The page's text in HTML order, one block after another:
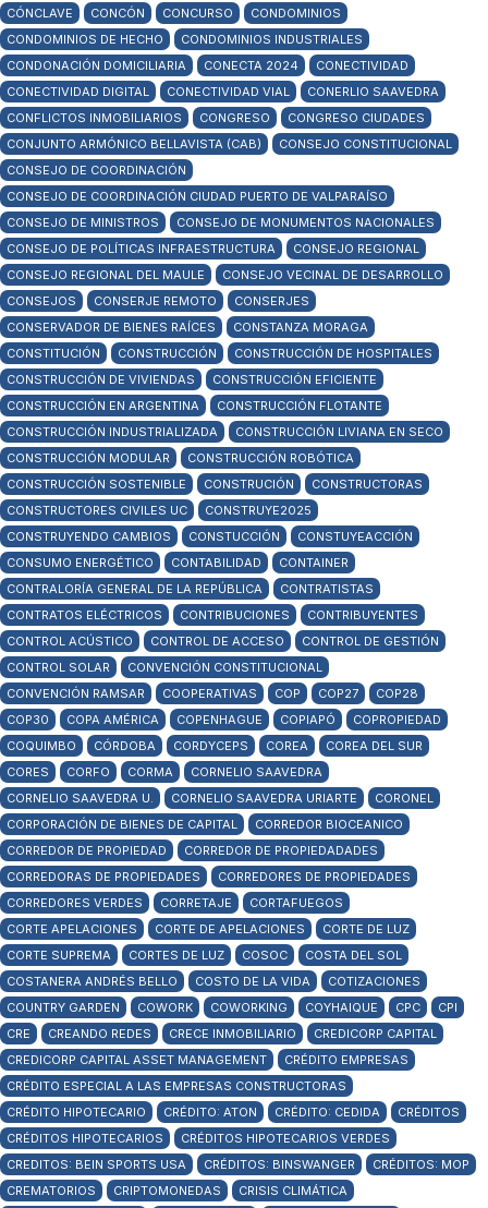
CÓNCLAVE
CONCÓN CONCURSO
CONDOMINIOS
CONDOMINIOS DE HECHO
CONDOMINIOS INDUSTRIALES
CONDONACIÓN DOMICILIARIA
CONECTA 2024
CONECTIVIDAD
CONECTIVIDAD DIGITAL
CONECTIVIDAD VIAL
CONERLIO SAAVEDRA
CONFLICTOS INMOBILIARIOS
CONGRESO
CONGRESO CIUDADES
CONJUNTO ARMÓNICO BELLAVISTA (CAB)
CONSEJO CONSTITUCIONAL
CONSEJO DE COORDINACIÓN
CONSEJO DE COORDINACIÓN CIUDAD PUERTO DE VALPARAÍSO
CONSEJO DE MINISTROS
CONSEJO DE MONUMENTOS NACIONALES
CONSEJO DE POLÍTICAS INFRAESTRUCTURA
CONSEJO REGIONAL
CONSEJO REGIONAL DEL MAULE
CONSEJO VECINAL DE DESARROLLO
CONSEJOS
CONSERJE REMOTO
CONSERJES
CONSERVADOR DE BIENES RAÍCES
CONSTANZA MORAGA
CONSTITUCIÓN
CONSTRUCCIÓN
CONSTRUCCIÓN DE HOSPITALES
CONSTRUCCIÓN DE VIVIENDAS
CONSTRUCCIÓN EFICIENTE
CONSTRUCCIÓN EN ARGENTINA
CONSTRUCCIÓN FLOTANTE
CONSTRUCCIÓN INDUSTRIALIZADA
CONSTRUCCIÓN LIVIANA EN SECO
CONSTRUCCIÓN MODULAR
CONSTRUCCIÓN ROBÓTICA
CONSTRUCCIÓN SOSTENIBLE
CONSTRUCIÓN
CONSTRUCTORAS
CONSTRUCTORES CIVILES UC
CONSTRUYE2025
CONSTRUYENDO CAMBIOS
CONSTUCCIÓN
CONSTUYEACCIÓN
CONSUMO ENERGÉTICO
CONTABILIDAD
CONTAINER
CONTRALORÍA GENERAL DE LA REPÚBLICA
CONTRATISTAS
CONTRATOS ELÉCTRICOS
CONTRIBUCIONES
CONTRIBUYENTES
CONTROL ACÚSTICO
CONTROL DE ACCESO
CONTROL DE GESTIÓN
CONTROL SOLAR
CONVENCIÓN CONSTITUCIONAL
CONVENCIÓN RAMSAR
COOPERATIVAS COP COP27
COP28
COP30
COPA AMÉRICA COPENHAGUE COPIAPÓ
COPROPIEDAD
COQUIMBO
CÓRDOBA CORDYCEPS COREA
COREA DEL SUR
CORES
CORFO CORMA
CORNELIO SAAVEDRA
CORNELIO SAAVEDRA U.
CORNELIO SAAVEDRA URIARTE
CORONEL
CORPORACIÓN DE BIENES DE CAPITAL
CORREDOR BIOCEANICO
CORREDOR DE PROPIEDAD
CORREDOR DE PROPIEDADADES
CORREDORAS DE PROPIEDADES
CORREDORES DE PROPIEDADES
CORREDORES VERDES
CORRETAJE
CORTAFUEGOS
CORTE APELACIONES
CORTE DE APELACIONES
CORTE DE LUZ
CORTE SUPREMA
CORTES DE LUZ COSOC
COSTA DEL SOL
COSTANERA ANDRÉS BELLO
COSTO DE LA VIDA
COTIZACIONES
COUNTRY GARDEN
COWORK COWORKING COYHAIQUE CPC
CPI
CRE
CREANDO REDES CRECE INMOBILIARIO
CREDICORP CAPITAL
CREDICORP CAPITAL ASSET MANAGEMENT
CRÉDITO EMPRESAS
CRÉDITO ESPECIAL A LAS EMPRESAS CONSTRUCTORAS
CRÉDITO HIPOTECARIO
CRÉDITO: ATON CRÉDITO: CEDIDA
CRÉDITOS
CRÉDITOS HIPOTECARIOS
CRÉDITOS HIPOTECARIOS VERDES
CREDITOS: BEIN SPORTS USA
CRÉDITOS: BINSWANGER
CRÉDITOS: MOP
CREMATORIOS
CRIPTOMONEDAS CRISIS CLIMÁTICA